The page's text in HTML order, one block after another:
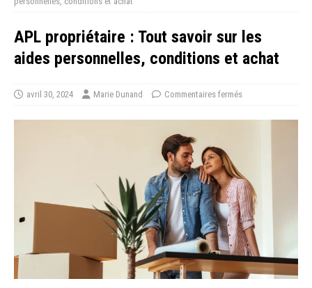
APL propriétaire : Tout savoir sur les
aides personnelles, conditions et achat
avril 30, 2024 Marie Dunand Commentaires fermés